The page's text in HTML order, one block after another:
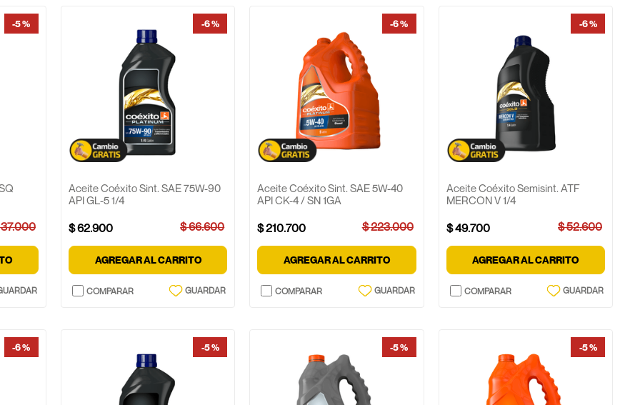
-5 %
37.000
-6 %
Aceite Coéxito Sint. SAE 75W-90
API GL-5 1/4
$62.900 $66.600
AGREGAR AL CARRITO
-6 %
Aceite Coéxito Sint. SAE 5W-40
API CK-4 / SN 1GA
$210.700 $223.000
AGREGAR AL CARRITO
-6 %
Aceite Coéxito Semisint. ATF
MERCON V 1/4
$49.700 $52.600
AGREGAR AL CARRITO
-6 % -5 % -5 % -5 %